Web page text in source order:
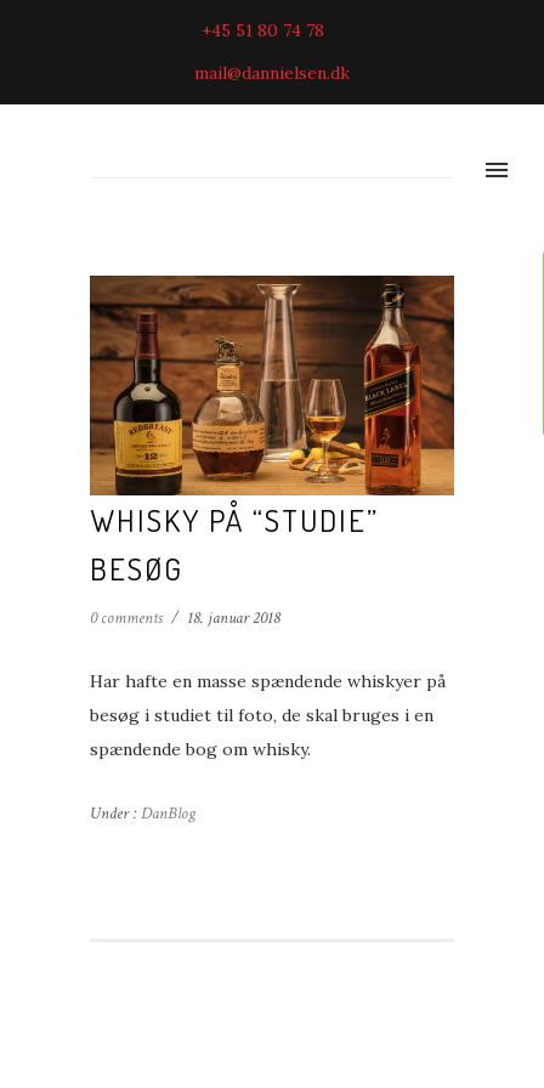
+45 51 80 74 78
mail@dannielsen.dk
WHISKY PÅ “STUDIE”
BESØG
0 comments / 18. januar 2018
Har hafte en masse spændende whiskyer på
besøg i studiet til foto, de skal bruges i en
spændende bog om whisky.
Under :DanBlog